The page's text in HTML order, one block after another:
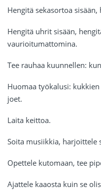
Hengitä sekasortoa
Hengitä uhrit sisään,
vaurioitumattomina.
Tee rauhaa kuunnellen:
Huomaa työkalusi:
joet.
Laita keittoa.
Soita musiikkia, harjoittele
Opettele kutomaan, tee
Ajattele kaaosta kuin se